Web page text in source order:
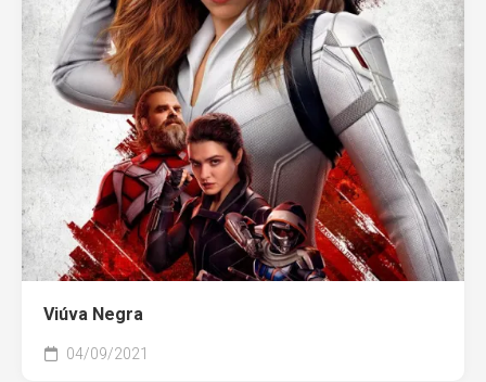
Viúva Negra
04/09/2021